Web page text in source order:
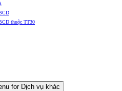
thuộc TT30
for Dịch vụ khác